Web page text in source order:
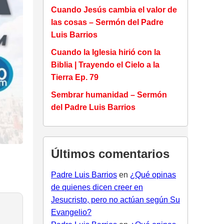
Cuando Jesús cambia el valor de
las cosas – Sermón del Padre
Luis Barrios
Cuando la Iglesia hirió con la
Biblia | Trayendo el Cielo a la
Tierra Ep. 79
Sembrar humanidad – Sermón
del Padre Luis Barrios
Últimos comentarios
Padre Luis Barrios en ¿Qué opinas
de quienes dicen creer en
Jesucristo, pero no actúan según Su
Evangelio?